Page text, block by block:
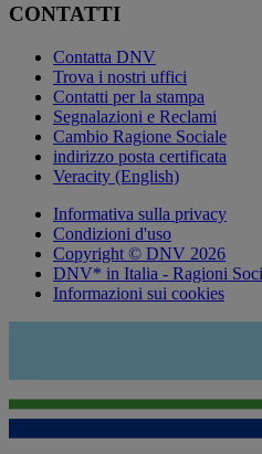
CONTATTI
Contatta DNV
Trova i nostri uffici
Contatti per la stampa
Segnalazioni e Reclami
Cambio Ragione Sociale
indirizzo posta certificata
Veracity (English)
Informativa sulla privacy
Condizioni d'uso
Copyright © DNV 2026
DNV* in Italia - Ragioni
Informazioni sui cookies